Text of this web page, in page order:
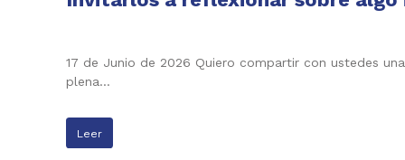
17 de Junio de 2026 Quiero compartir con ustedes
plena…
Leer